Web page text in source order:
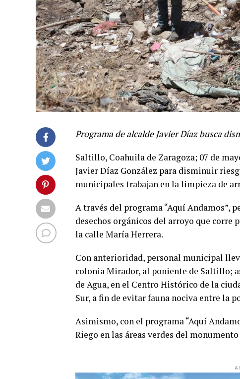
Programa de alcalde Javier Díaz busca
Saltillo, Coahuila de Zaragoza; 07 de
Javier Díaz González para disminuir
municipales trabajan en la limpieza de
A través del programa “Aquí Andamos”,
desechos orgánicos del arroyo que corre
la calle María Herrera.
Con anterioridad, personal municipal
colonia Mirador, al poniente de Saltillo;
de Agua, en el Centro Histórico de la
Sur, a fin de evitar fauna nociva entre la
Asimismo, con el programa “Aquí
Riego en las áreas verdes del